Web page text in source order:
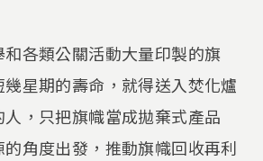
各類公關活動大量印製的旗
星期的壽命，就得送入焚化爐
，只把旗幟當成拋棄式產品
角度出發，推動旗幟回收再利